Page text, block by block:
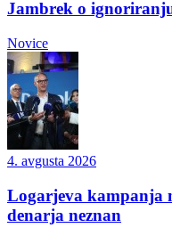
Jambrek o
Novice
4. avgusta 2026
Logarjeva kampanja
denarja neznan